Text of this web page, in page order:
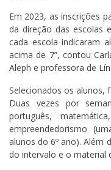
Em 2023, as inscrições
da direção das escolas
cada escola indicaram
acima de 7”, contou
Aleph e professora de
Selecionados os alunos,
Duas vezes por
português,
empreendedorismo
alunos do 6º ano). Além
do intervalo e o material